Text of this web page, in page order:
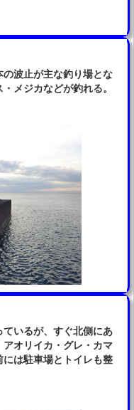
波止が主な釣り場とな
メジカなどが釣れる。
いるが、すぐ北側にあ
オリイカ・グレ・カマ
は駐車場とトイレも整